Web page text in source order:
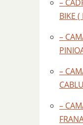
–
BIKE
–
–
–